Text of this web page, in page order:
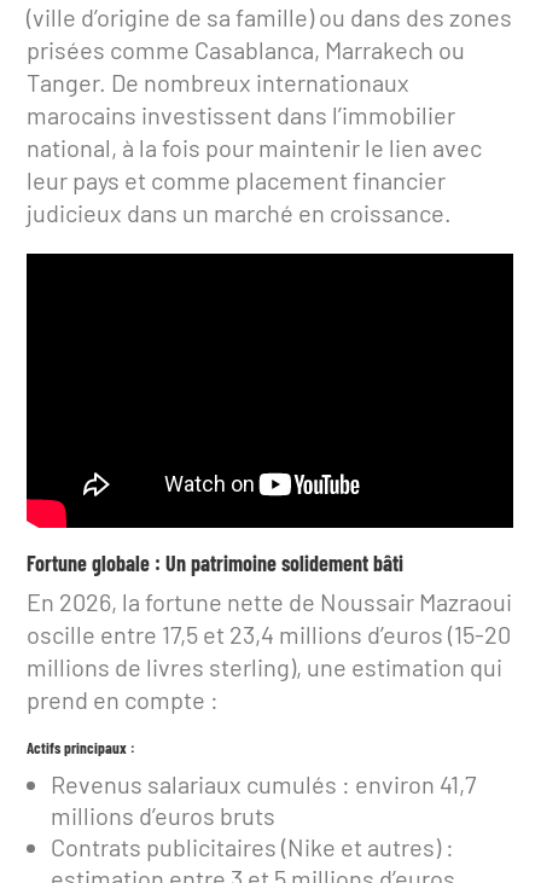
(ville d’origine de sa famille) ou dans des zones
prisées comme Casablanca, Marrakech ou
Tanger. De nombreux internationaux
marocains investissent dans l’immobilier
national, à la fois pour maintenir le lien avec
leur pays et comme placement financier
judicieux dans un marché en croissance.
Fortune globale : Un patrimoine solidement bâti
En 2026, la fortune nette de Noussair Mazraoui
oscille entre 17,5 et 23,4 millions d’euros (15-20
millions de livres sterling), une estimation qui
prend en compte :
Actifs principaux :
Revenus salariaux cumulés : environ 41,7
millions d’euros bruts
Contrats publicitaires (Nike et autres) :